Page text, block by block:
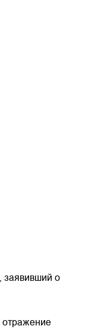
заявивший о
отражение